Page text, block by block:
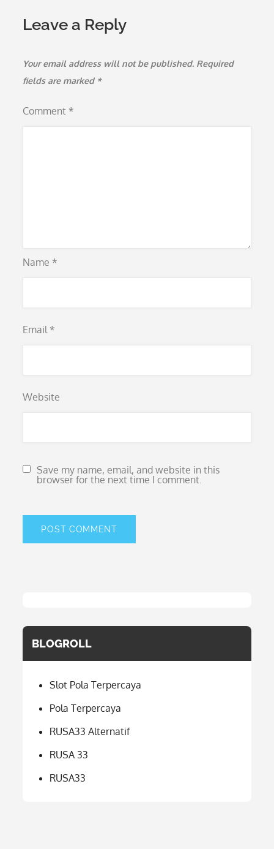
Leave a Reply
Your email address will not be published. Required
fields are marked *
Comment *
Name *
Email *
Website
Save my name, email, and website in this
browser for the next time I comment.
BLOGROLL
Slot Pola Terpercaya
Pola Terpercaya
RUSA33 Alternatif
RUSA 33
RUSA33